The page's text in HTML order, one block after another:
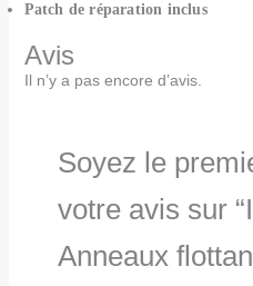
Patch de réparation inclus
Avis
Il n’y a pas encore d’avis.
Soyez le
votre avis sur
Anneaux